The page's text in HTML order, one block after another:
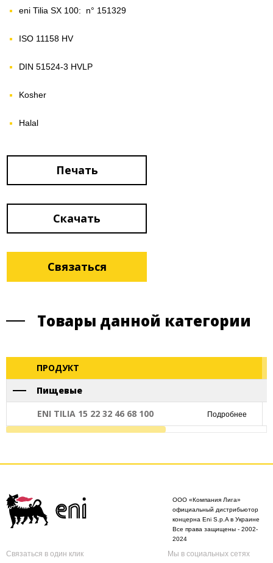
eni Tilia SX 100: n° 151329
ISO 11158 HV
DIN 51524-3 HVLP
Kosher
Halal
Печать
Скачать
Связаться
Товары данной категории
ПРОДУКТ
Пищевые
ENI TILIA 15 22 32 46 68 100
Подробнее
ООО «Компания Лига»
официальный дистрибьютор
концерна Eni S.p.A в Украине
Все права защищены - 2002-
2024
Связаться в один клик Мы в социальных сетях